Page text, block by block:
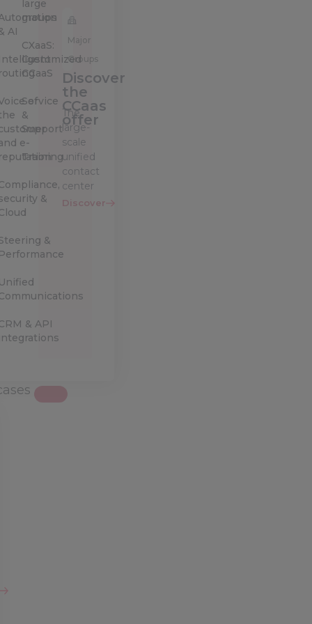
AI
of
e-
&
&
& API
large
groups
CXaaS:
Customized
CCaaS
Service
&
Support
Training
Major
Groups
Discover
the
CCaas
offer
The
large-
scale
unified
contact
center
Discover